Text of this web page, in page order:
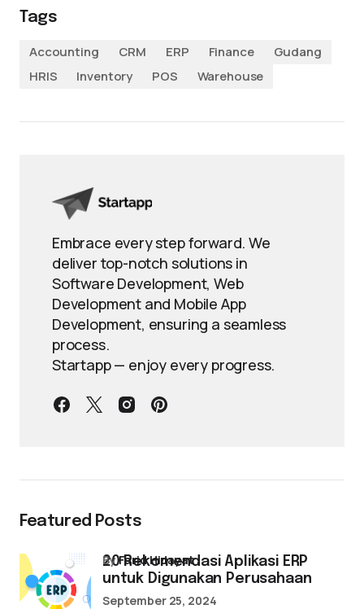
Tags
Accounting
CRM ERP Finance
Gudang
HRIS
Inventory POS Warehouse
Embrace every step forward. We
deliver top-notch solutions in
Software Development, Web
Development and Mobile App
Development, ensuring a seamless
process.
Startapp — enjoy every progress.
Featured Posts
20 Rekomendasi Aplikasi ERP
untuk Digunakan Perusahaan
byFarid Hidayat
September 25, 2024